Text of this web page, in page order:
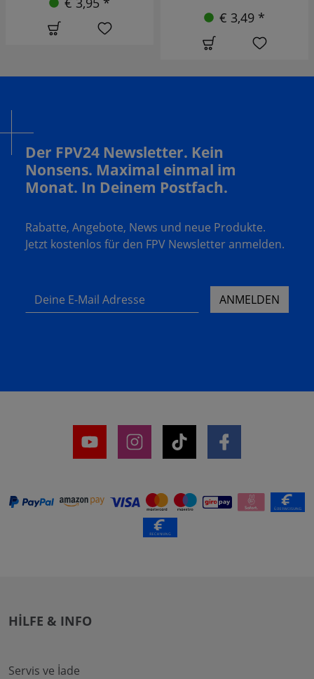
€ 3,49 *
Der FPV24 Newsletter. Kein
Nonsens. Maximal einmal im
Monat. In Deinem Postfach.
Rabatte, Angebote, News und neue Produkte.
Jetzt kostenlos für den FPV Newsletter anmelden.
Deine E-Mail Adresse ANMELDEN
HILFE & INFO
Servis ve İade